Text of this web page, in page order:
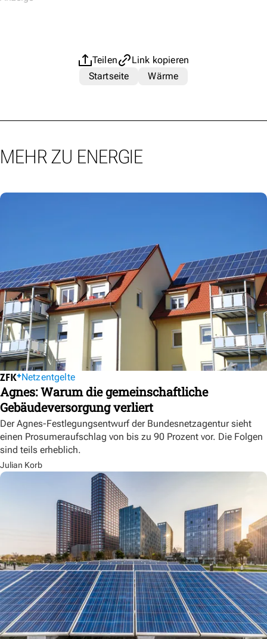
Teilen
Link kopieren
Startseite
Wärme
MEHR ZU ENERGIE
Netzentgelte
Agnes: Warum die gemeinschaftliche
Gebäudeversorgung verliert
Der Agnes-Festlegungsentwurf der Bundesnetzagentur sieht
einen Prosumeraufschlag von bis zu 90 Prozent vor. Die Folgen
sind teils erheblich.
Julian Korb